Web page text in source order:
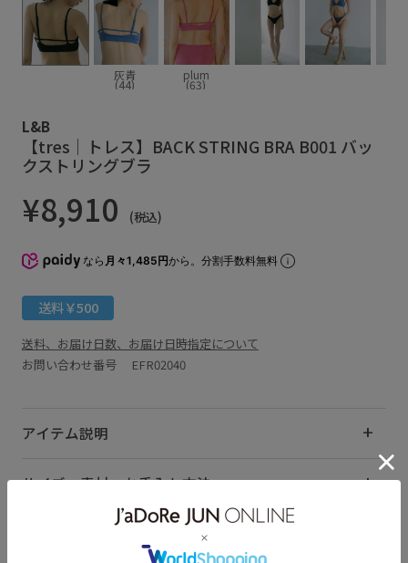
灰青
(44)
plum
(63)
L&B
【tres｜トレス】BACK STRING BRA B001 バッ
クストリングブラ
¥8,910 (税込)
なら 月々1,485円から。分割手数料無料
送料￥500
送料、お届け日数、お届け日時指定について
お問い合わせ番号 EFR02040
アイテム説明
サイズ・素材・お手入れ方法